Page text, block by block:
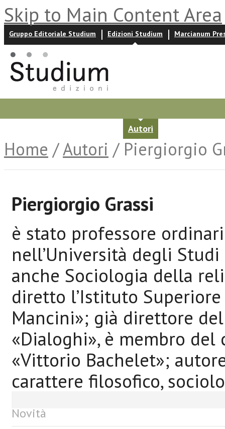
Skip to Main Content Area
Gruppo Editoriale Studium Edizioni Studium Marcianum
Autori
Home /Autori / Piergiorgio
Piergiorgio Grassi
è stato professore
nell’Università degli
anche Sociologia della
diretto l’Istituto
Mancini»; già direttore
«Dialoghi», è membro
«Vittorio Bachelet»;
carattere filosofico,
Novità